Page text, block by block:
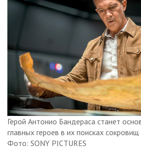
Герой Антонио Бандераса станет
главных героев в их поисках сокровищ
Фото: SONY PICTURES